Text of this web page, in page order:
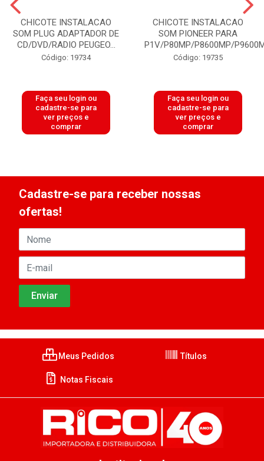
CHICOTE INSTALACAO
SOM PLUG ADAPTADOR DE
CD/DVD/RADIO PEUGEO...
Código: 19734
Faça seu login ou
cadastre-se para
ver preços e
comprar
CHICOTE INSTALACAO
SOM PIONEER PARA
P1V/P80MP/P8600MP/
Código: 19735
Faça seu login ou
cadastre-se para
ver preços e
comprar
Cadastre-se para receber nossas
ofertas!
Meus Pedidos Títulos
Notas Fiscais